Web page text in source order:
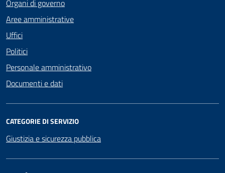
Organi di governo
Aree amministrative
Uffici
Politici
Personale amministrativo
Documenti e dati
CATEGORIE DI SERVIZIO
Giustizia e sicurezza pubblica